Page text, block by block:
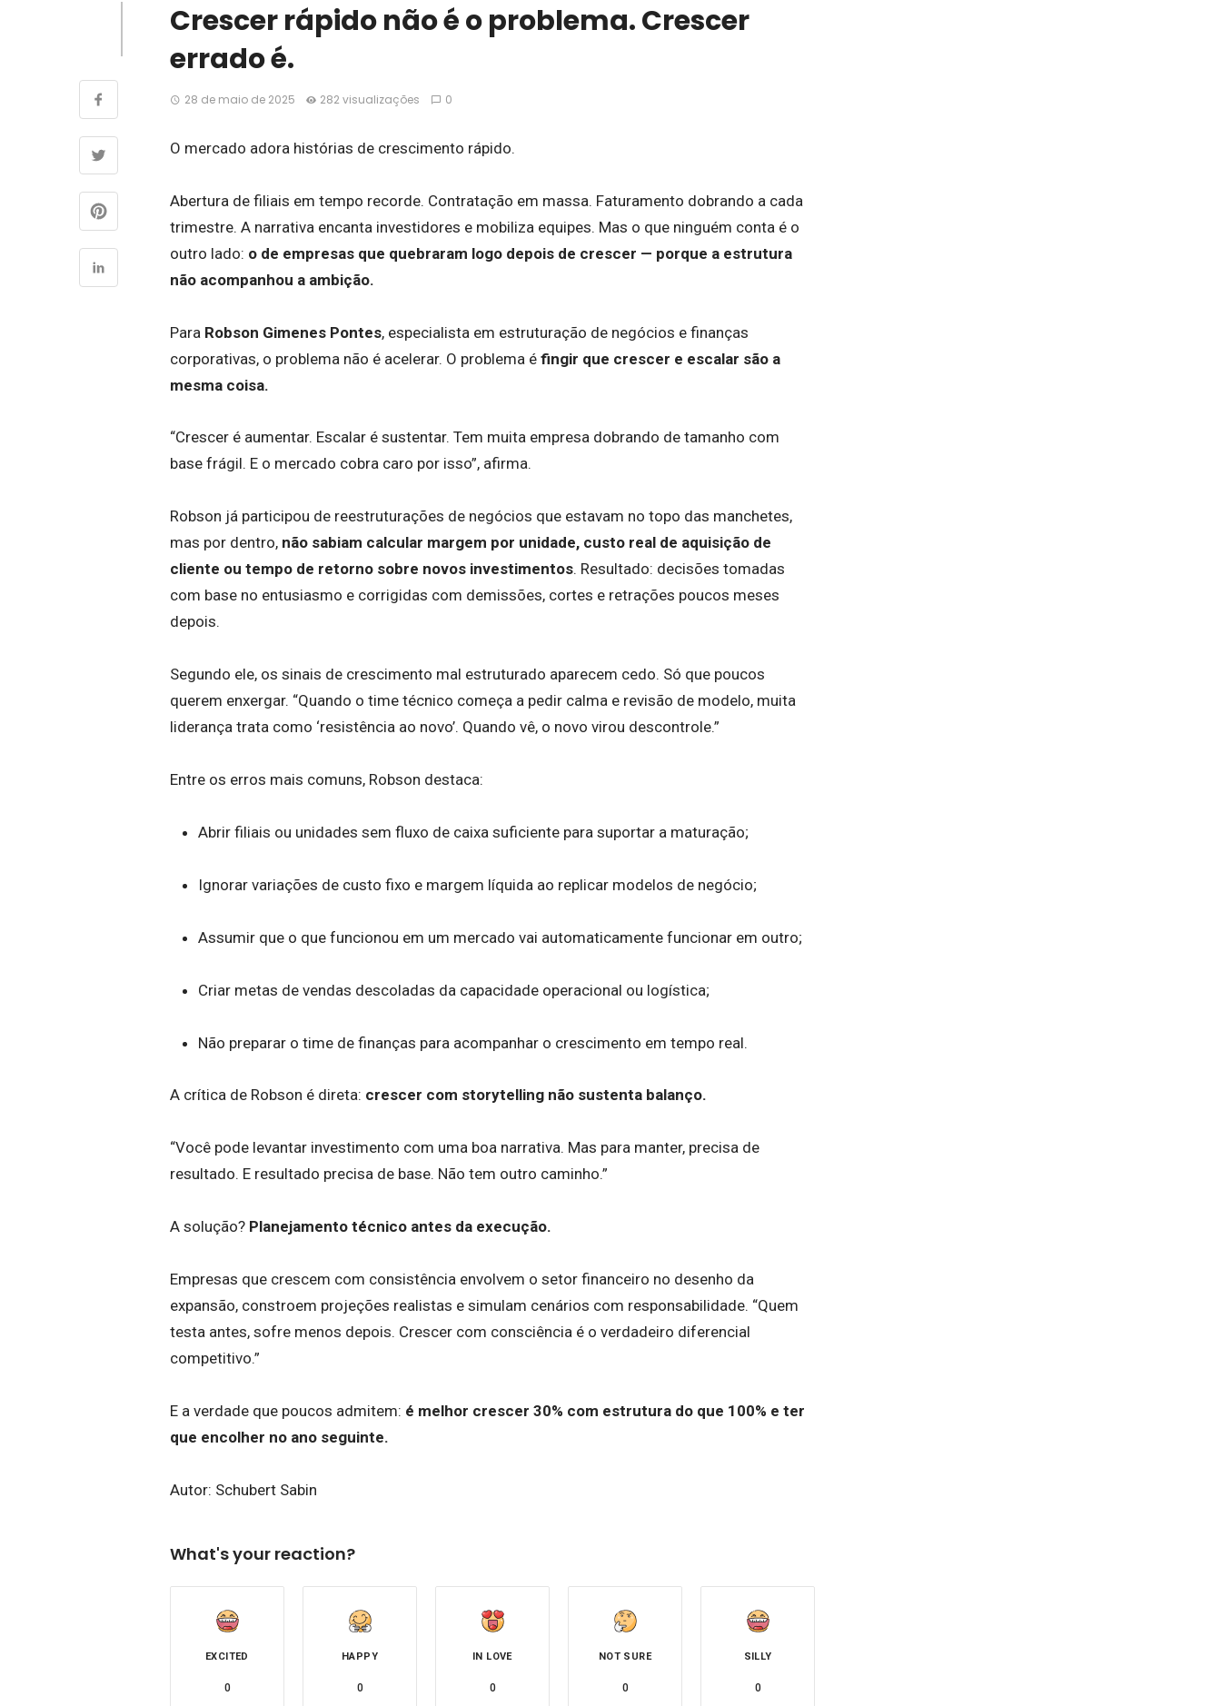
Crescer rápido não é o problema. Crescer
errado é.
28 de maio de 2025 282 visualizações 0
O mercado adora histórias de crescimento rápido.
Abertura de filiais em tempo recorde. Contratação em massa. Faturamento dobrando a cada
trimestre. A narrativa encanta investidores e mobiliza equipes. Mas o que ninguém conta é o
outro lado: o de empresas que quebraram logo depois de crescer — porque a estrutura
não acompanhou a ambição.
Para Robson Gimenes Pontes, especialista em estruturação de negócios e finanças
corporativas, o problema não é acelerar. O problema é fingir que crescer e escalar são a
mesma coisa.
“Crescer é aumentar. Escalar é sustentar. Tem muita empresa dobrando de tamanho com
base frágil. E o mercado cobra caro por isso”, afirma.
Robson já participou de reestruturações de negócios que estavam no topo das manchetes,
mas por dentro, não sabiam calcular margem por unidade, custo real de aquisição de
cliente ou tempo de retorno sobre novos investimentos. Resultado: decisões tomadas
com base no entusiasmo e corrigidas com demissões, cortes e retrações poucos meses
depois.
Segundo ele, os sinais de crescimento mal estruturado aparecem cedo. Só que poucos
querem enxergar. “Quando o time técnico começa a pedir calma e revisão de modelo, muita
liderança trata como ‘resistência ao novo’. Quando vê, o novo virou descontrole.”
Entre os erros mais comuns, Robson destaca:
Abrir filiais ou unidades sem fluxo de caixa suficiente para suportar a maturação;
Ignorar variações de custo fixo e margem líquida ao replicar modelos de negócio;
Assumir que o que funcionou em um mercado vai automaticamente funcionar em outro;
Criar metas de vendas descoladas da capacidade operacional ou logística;
Não preparar o time de finanças para acompanhar o crescimento em tempo real.
A crítica de Robson é direta: crescer com storytelling não sustenta balanço.
“Você pode levantar investimento com uma boa narrativa. Mas para manter, precisa de
resultado. E resultado precisa de base. Não tem outro caminho.”
A solução? Planejamento técnico antes da execução.
Empresas que crescem com consistência envolvem o setor financeiro no desenho da
expansão, constroem projeções realistas e simulam cenários com responsabilidade. “Quem
testa antes, sofre menos depois. Crescer com consciência é o verdadeiro diferencial
competitivo.”
E a verdade que poucos admitem: é melhor crescer 30% com estrutura do que 100% e ter
que encolher no ano seguinte.
Autor: Schubert Sabin
What's your reaction?
EXCITED
0
HAPPY
0
IN LOVE
0
NOT SURE
0
SILLY
0